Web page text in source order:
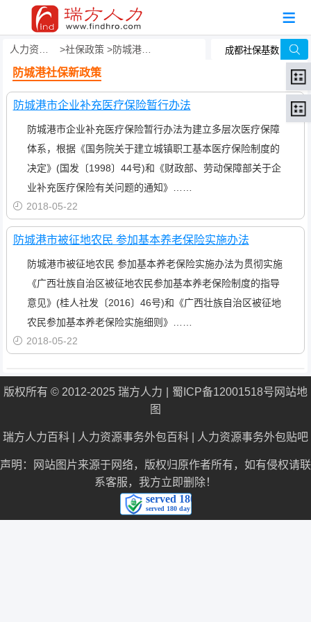
社保政策 防城港社保新政策
防城港社保新政策
防城港市企业补充医疗保险暂行办法
防城港市企业补充医疗保险暂行办法为建立多层次医疗保障
体系，根据《国务院关于建立城镇职工基本医疗保险制度的
决定》(国发〔1998〕44号)和《财政部、劳动保障部关于企
业补充医疗保险有关问题的通知》……
2018-05-22
防城港市被征地农民 参加基本养老保险实施办法
防城港市被征地农民 参加基本养老保险实施办法为贯彻实施
《广西壮族自治区被征地农民参加基本养老保险制度的指导
意见》(桂人社发〔2016〕46号)和《广西壮族自治区被征地
农民参加基本养老保险实施细则》……
2018-05-22
版权所有 © 2012-2025 瑞方人力 蜀ICP备12001518号 网站地
图
瑞方人力百科 人力资源事务外包百科 人力资源事务外包贴吧
声明：网站图片来源于网络，版权归原作者所有，如有侵权请联
系客服，我方立即删除！